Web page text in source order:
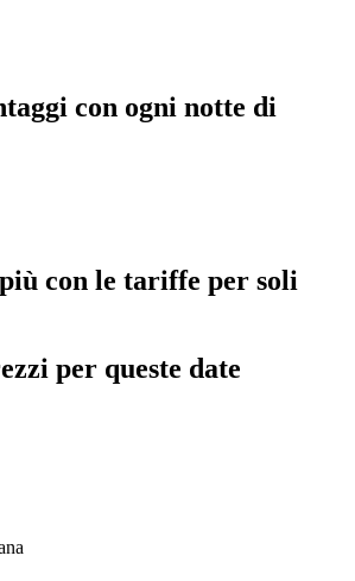
con ogni notte di
con le tariffe per soli
per queste date